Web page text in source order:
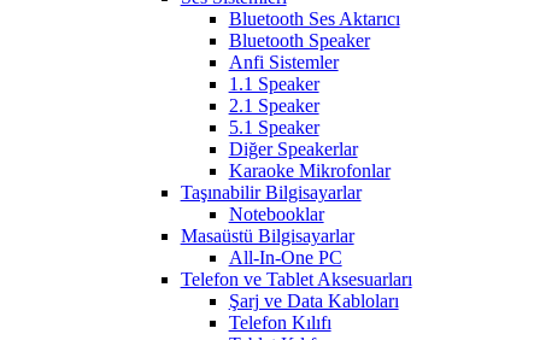
Bluetooth Ses Aktarıcı
Bluetooth Speaker
Anfi Sistemler
1.1 Speaker
2.1 Speaker
5.1 Speaker
Diğer Speakerlar
Karaoke Mikrofonlar
Taşınabilir Bilgisayarlar
Notebooklar
Masaüstü Bilgisayarlar
All-In-One PC
Telefon ve Tablet Aksesuarları
Şarj ve Data Kabloları
Telefon Kılıfı